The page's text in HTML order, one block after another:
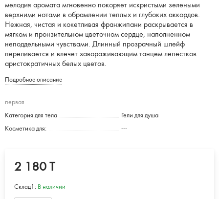
мелодия аромата мгновенно покоряет искристыми зелеными
верхними нотами в обрамлении теплых и глубоких аккордов.
Нежная, чистая и кокетливая франжипани раскрывается в
мягком и пронзительном цветочном сердце, наполненном
неподдельными чувствами. Длинный прозрачный шлейф
переливается и влечет завораживающим танцем лепестков
аристократичных белых цветов.
Подробное описание
первая
Категория для тела Гели для душа
Косметика для: ---
2 180 T
Склад1: В наличии